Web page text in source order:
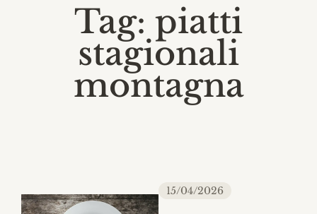
Tag: piatti
stagionali
montagna
15/04/2026